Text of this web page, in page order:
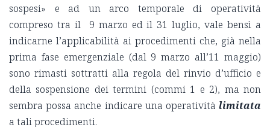
sospesi» e ad un arco temporale di operatività
compreso tra il 9 marzo ed il 31 luglio, vale bensì a
indicarne l’applicabilità ai procedimenti che, già nella
prima fase emergenziale (dal 9 marzo all’11 maggio)
sono rimasti sottratti alla regola del rinvio d’ufficio e
della sospensione dei termini (commi 1 e 2), ma non
sembra possa anche indicare una operatività limitata
a tali procedimenti.